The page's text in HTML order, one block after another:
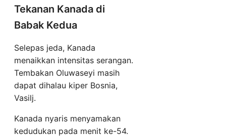
Tekanan Kanada di
Babak Kedua
Selepas jeda, Kanada
menaikkan intensitas serangan.
Tembakan Oluwaseyi masih
dapat dihalau kiper Bosnia,
Vasilj.
Kanada nyaris menyamakan
kedudukan pada menit ke-54.